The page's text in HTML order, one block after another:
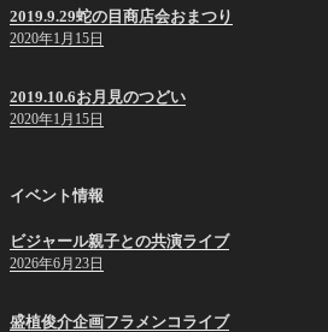
2019.9.29蛇の目商店会おまつり
2020年1月15日
2019.10.6お月見のつどい
2020年1月15日
イベント情報
ビジャール親子との共演ライブ
2026年6月23日
盛植俊介企画フラメンコライブ